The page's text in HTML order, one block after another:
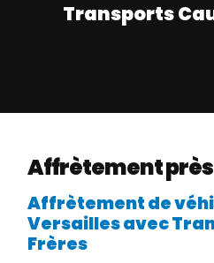
Transports
Affrètement
Affrètement de
Versailles avec
Frères